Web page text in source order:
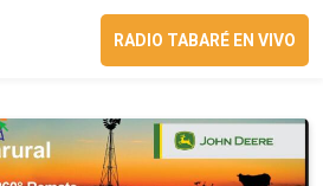
RADIO TABARÉ EN VIVO